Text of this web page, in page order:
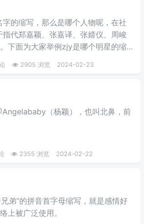
的缩写，那么是哪个人物呢，在社
代郑嘉颖、张嘉译、张婧仪、周峻
下面为大家举例zjy是哪个明星的缩
2905 浏览 2024-02-23
Angelababy（杨颖），也叫北鼻，前
2355 浏览 2024-02-22
弟”的拼音首字母缩写，就是感情好
上被广泛使用。